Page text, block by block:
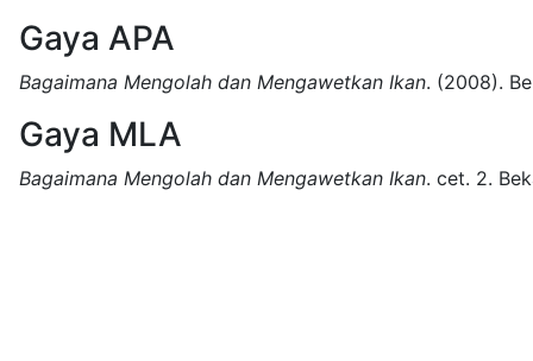
Gaya APA
Bagaimana Mengolah dan Mengawetkan Ikan. (2008).
Gaya MLA
Bagaimana Mengolah dan Mengawetkan Ikan. cet. 2.